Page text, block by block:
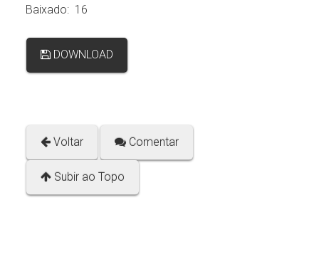
Baixado: 16
DOWNLOAD
Voltar Comentar
Subir ao Topo